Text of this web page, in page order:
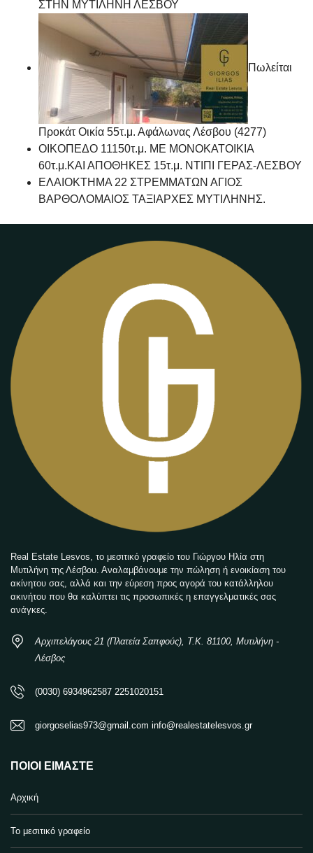
ΣΤΗΝ ΜΥΤΙΛΗΝΗ ΛΕΣΒΟΥ
Πωλείται
Προκάτ Οικία 55τ.μ. Αφάλωνας Λέσβου (4277)
ΟΙΚΟΠΕΔΟ 11150τ.μ. ΜΕ ΜΟΝΟΚΑΤΟΙΚΙΑ
60τ.μ.ΚΑΙ ΑΠΟΘΗΚΕΣ 15τ.μ. ΝΤΙΠΙ ΓΕΡΑΣ-ΛΕΣΒΟΥ
ΕΛΑΙΟΚΤΗΜΑ 22 ΣΤΡΕΜΜΑΤΩΝ ΑΓΙΟΣ
ΒΑΡΘΟΛΟΜΑΙΟΣ ΤΑΞΙΑΡΧΕΣ ΜΥΤΙΛΗΝΗΣ.
Real Estate Lesvos, το μεσιτικό γραφείο του Γιώργου Ηλία στη
Μυτιλήνη της Λέσβου. Αναλαμβάνουμε την πώληση ή ενοικίαση του
ακίνητου σας, αλλά και την εύρεση προς αγορά του κατάλληλου
ακινήτου που θα καλύπτει τις προσωπικές η επαγγελματικές σας
ανάγκες.
Αρχιπελάγους 21 (Πλατεία Σαπφούς), Τ.Κ. 81100, Μυτιλήνη -
Λέσβος
(0030) 6934962587 2251020151
giorgoselias973@gmail.com info@realestatelesvos.gr
ΠΟΙΟΙ ΕΊΜΑΣΤΕ
Αρχική
Το μεσιτικό γραφείο